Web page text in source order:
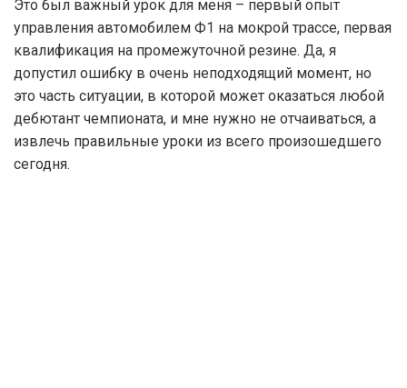
Это был важный урок для меня – первый опыт
управления автомобилем Ф1 на мокрой трассе, первая
квалификация на промежуточной резине. Да, я
допустил ошибку в очень неподходящий момент, но
это часть ситуации, в которой может оказаться любой
дебютант чемпионата, и мне нужно не отчаиваться, а
извлечь правильные уроки из всего произошедшего
сегодня.